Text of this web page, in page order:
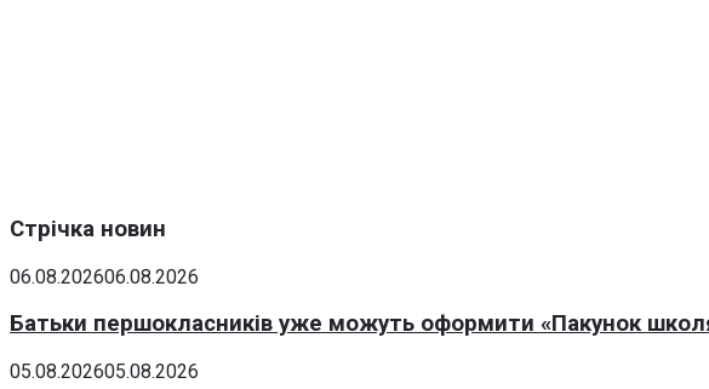
Стрічка новин
06.08.202606.08.2026
Батьки першокласників уже можуть оформити «Пакунок
05.08.202605.08.2026